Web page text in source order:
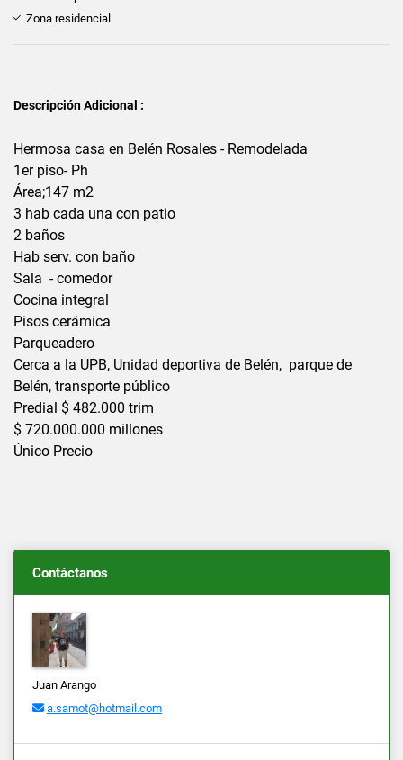
Zona residencial
Descripción Adicional :
Hermosa casa en Belén Rosales - Remodelada
1er piso- Ph
Área;147 m2
3 hab cada una con patio
2 baños
Hab serv. con baño
Sala - comedor
Cocina integral
Pisos cerámica
Parqueadero
Cerca a la UPB, Unidad deportiva de Belén, parque de
Belén, transporte público
Predial $ 482.000 trim
$ 720.000.000 millones
Único Precio
Contáctanos
Juan Arango
a.samot@hotmail.com